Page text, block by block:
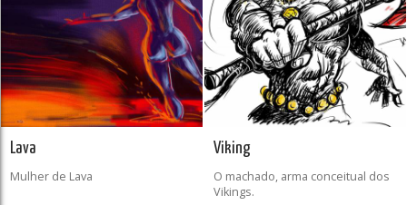
Lava
Mulher de Lava
Viking
O machado, arma conceitual dos
Vikings.